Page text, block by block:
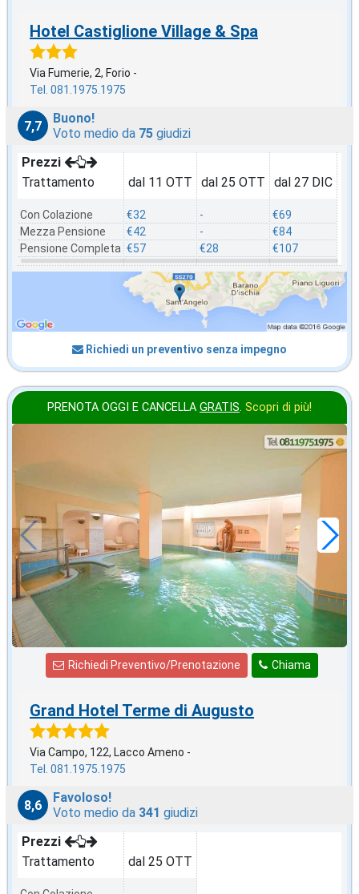
Hotel Castiglione Village & Spa
Via Fumerie, 2, Forio -
Tel. 081.1975.1975
7,7
Buono!
Voto medio da 75 giudizi
Prezzi
Trattamento
Con Colazione
Mezza Pensione
Pensione Completa
dal 11 OTT
€32
€42
€57
dal 25 OTT
-
-
€28
dal 27 DIC
€69
€84
€107
Richiedi un preventivo senza impegno
PRENOTA OGGI E CANCELLA GRATIS. Scopri di più!
in offerta da
65 ,00
a notte
Chiama
Richiedi Preventivo/Prenotazione
Grand Hotel Terme di Augusto
Via Campo, 122, Lacco Ameno -
Tel. 081.1975.1975
8,6
Favoloso!
Voto medio da 341 giudizi
Prezzi
Trattamento
dal 25 OTT